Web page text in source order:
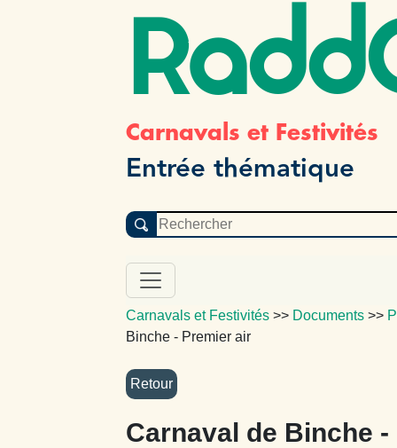
Carnavals et Festivités
Entrée thématique
Carnavals et Festivités >> Documents >>
Binche - Premier air
Carnaval de Binche